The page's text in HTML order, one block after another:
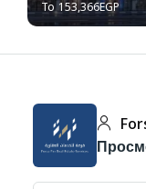
153,366EGP